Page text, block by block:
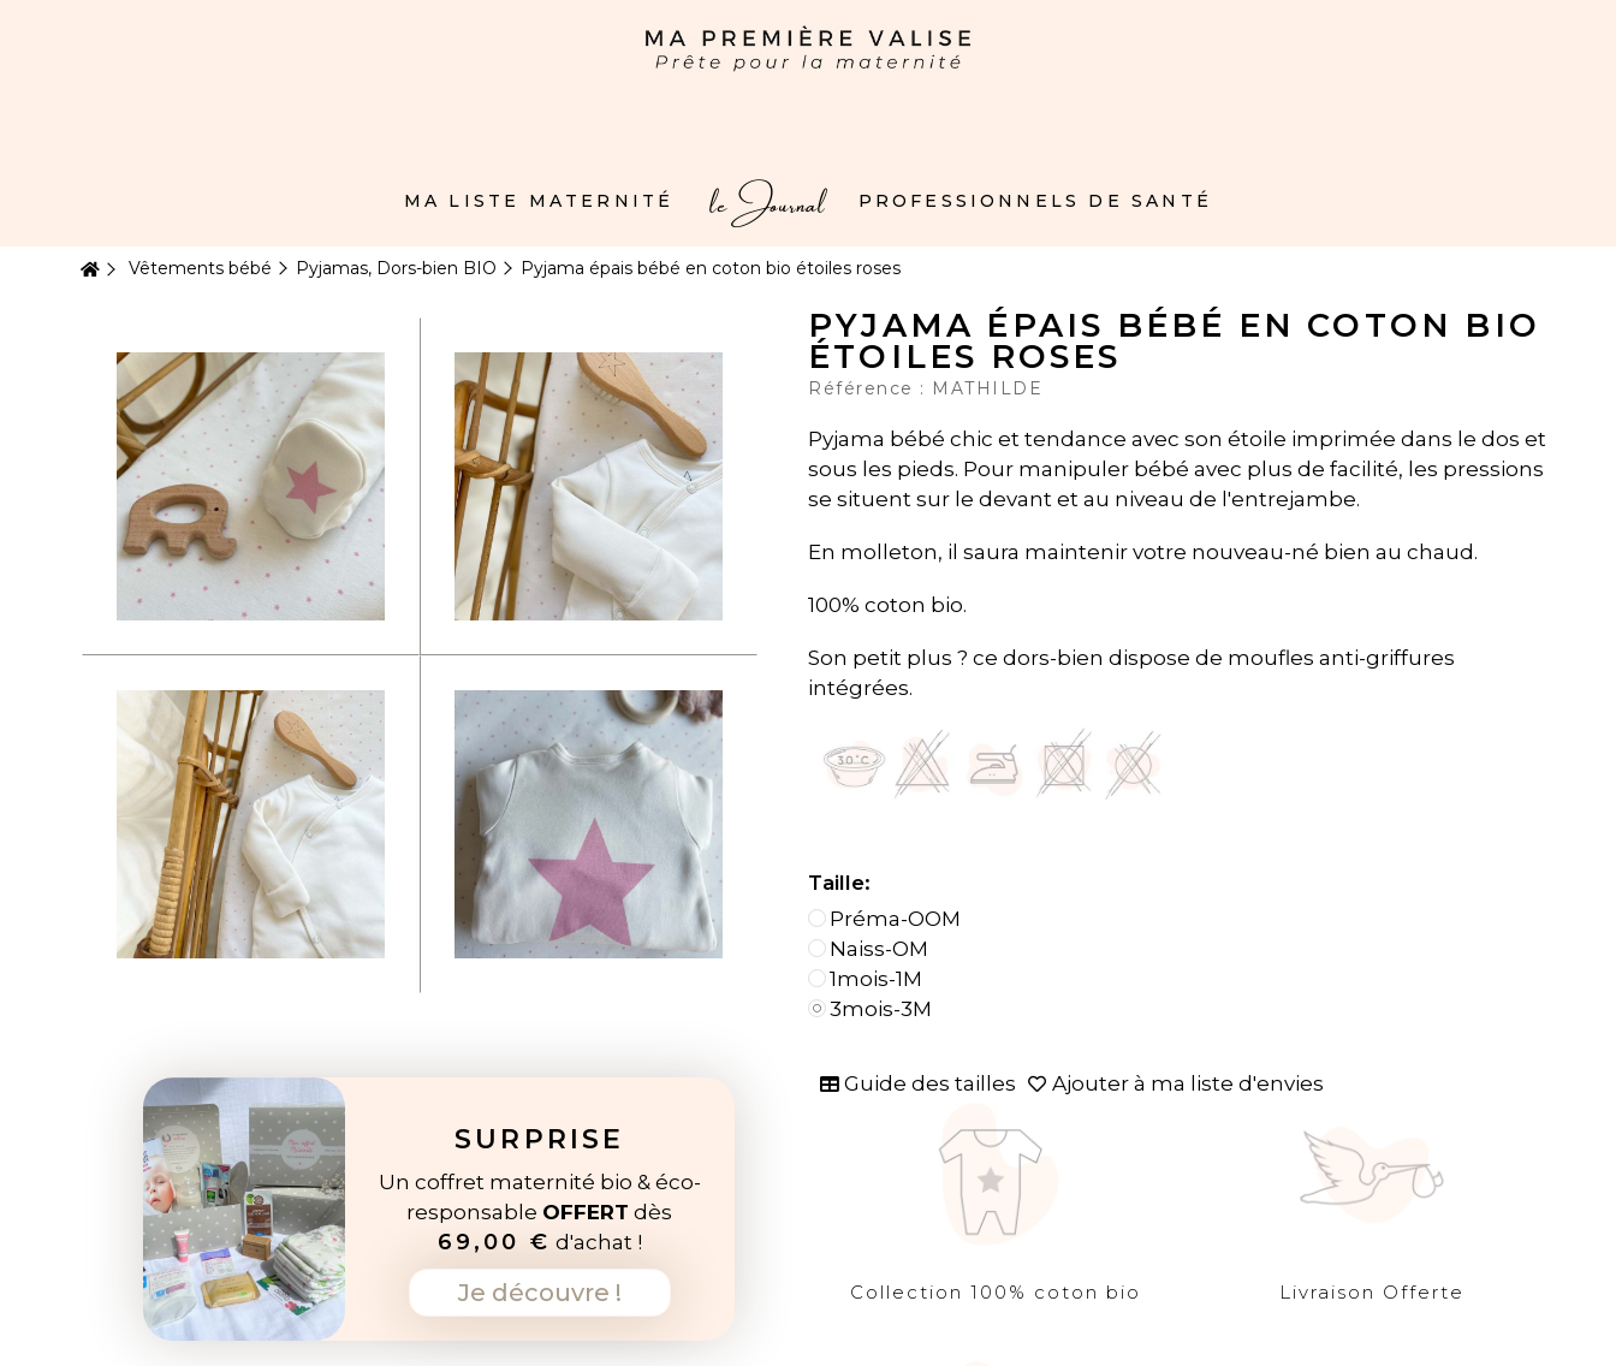
MA LISTE MATERNITÉ le Journal PROFESSIONNELS DE SANTÉ
Vêtements bébé Pyjamas, Dors-bien BIO Pyjama épais bébé en coton bio étoiles roses
SURPRISE
Un coffret maternité bio & éco-
responsable OFFERT dès
69,00 € d'achat !
Je découvre !
PYJAMA ÉPAIS BÉBÉ EN COTON BIO
ÉTOILES ROSES
Référence : MATHILDE
Pyjama bébé chic et tendance avec son étoile imprimée dans le dos et
sous les pieds. Pour manipuler bébé avec plus de facilité, les pressions
se situent sur le devant et au niveau de l'entrejambe.
En molleton, il saura maintenir votre nouveau-né bien au chaud.
100% coton bio.
Son petit plus ? ce dors-bien dispose de moufles anti-griffures
intégrées.
Taille:
Préma-OOM
Naiss-OM
1mois-1M
3mois-3M
Guide des tailles Ajouter à ma liste d'envies
Collection 100% coton bio Livraison Offerte